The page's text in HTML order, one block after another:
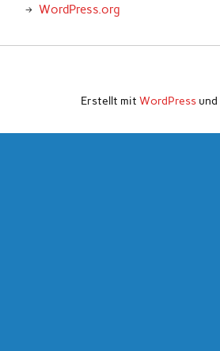
WordPress.org
Erstellt mit WordPressund